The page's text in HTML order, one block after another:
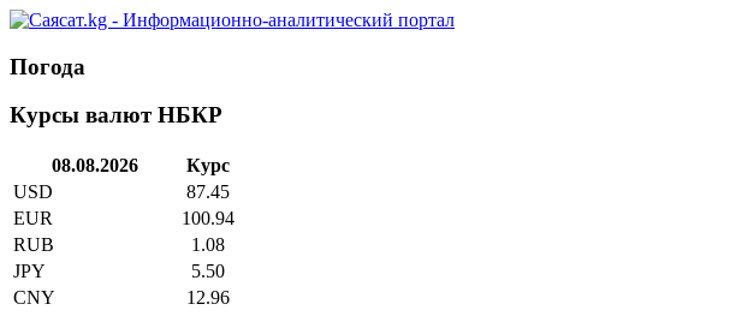
Погода
Курсы валют НБКР
08.08.2026
Курс
USD
87.45
EUR
100.94
RUB
1.08
JPY
5.50
CNY
12.96